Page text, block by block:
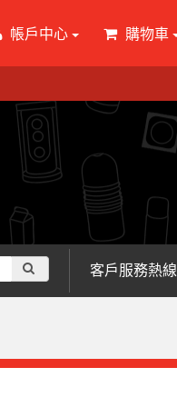
帳戶中心 購物車
客戶服務熱線